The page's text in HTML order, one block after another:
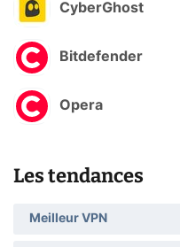
CyberGhost
Bitdefender
Opera
Les tendances
Meilleur VPN